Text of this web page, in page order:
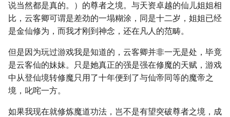
说当然都是真的。）的尊者之境。与天资卓越的仙儿姐姐相
比，云客卿可谓是差劲的一塌糊涂，同是十二岁，姐姐已经
是金仙修为，而我才刚到神念，还在凡人的范畴。
但是因为玩过游戏我是知道的，云客卿并非一无是处，毕竟
是云客仙的妹妹。只是她真正的强是强在修魔的天赋，游戏
中从登仙境转修魔只用了十年便到了与仙帝同等的魔帝之
境，叱咤一方。
如果我现在就修炼魔道功法，岂不是有望突破尊者之境，成